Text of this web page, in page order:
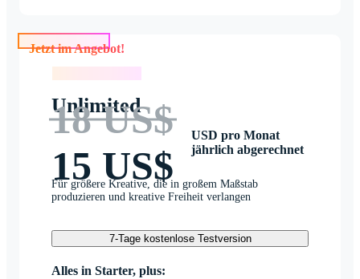
Jetzt im Angebot!
Unlimited
18 US$
15 US$
USD pro Monat
jährlich abgerechnet
Für größere Kreative, die in großem Maßstab
produzieren und kreative Freiheit verlangen
7-Tage kostenlose Testversion
Alles in Starter, plus: